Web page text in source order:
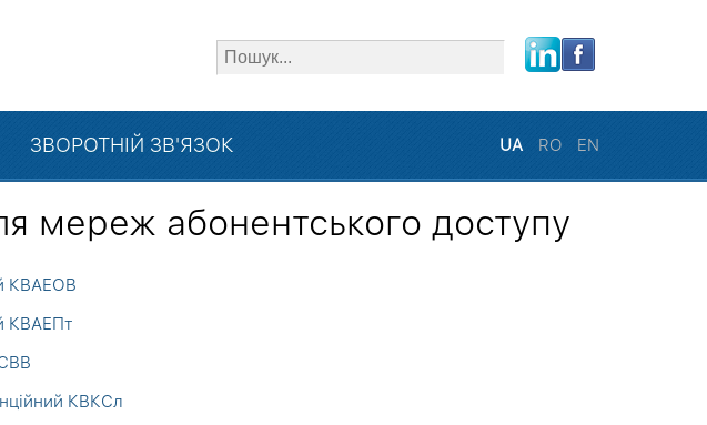
ЗВОРОТНІЙ ЗВ'ЯЗОК UA RO EN
мереж абонентського доступу
КВАЕОВ
КВАЕПт
КВКСл
close